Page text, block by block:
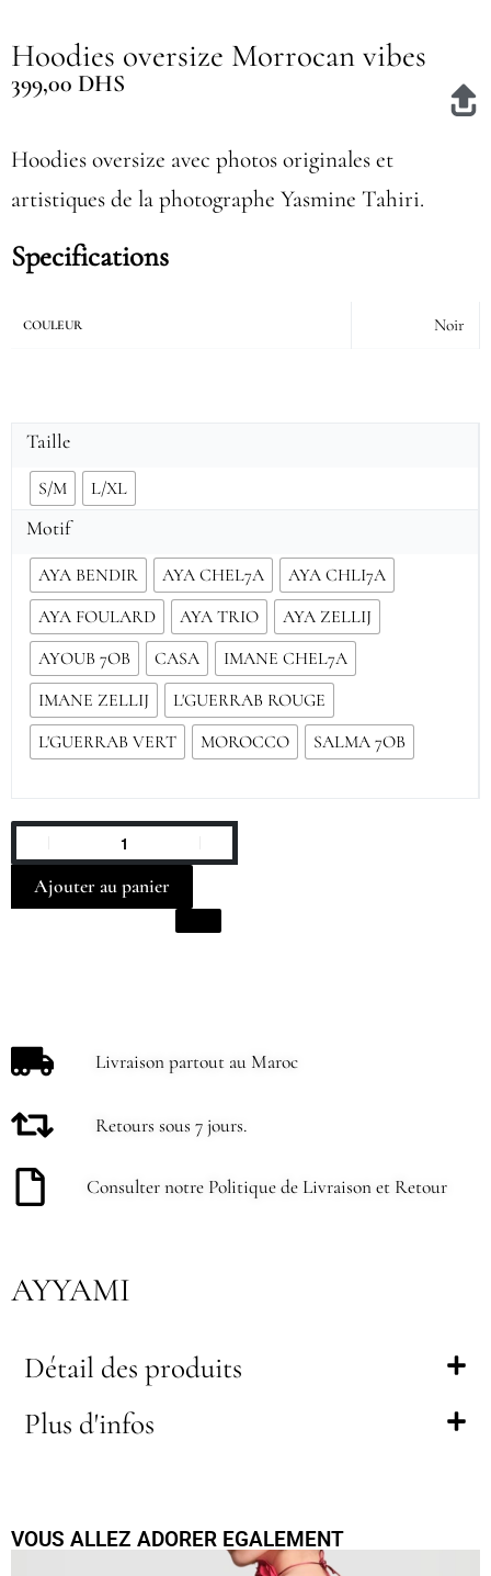
Hoodies oversize Morrocan vibes
399,00 DHS
Hoodies oversize avec photos originales et
artistiques de la photographe Yasmine Tahiri.
Specifications
COULEUR Noir
Livraison partout au Maroc
Retours sous 7 jours.
Consulter notre Politique de Livraison et Retour
Taille
S/M L/XL
Motif
AYA BENDIR AYA CHEL7A
AYA CHLI7A
AYA FOULARD
AYA TRIO
AYA ZELLIJ
AYOUB 7OB
CASA
IMANE CHEL7A
IMANE ZELLIJ
L'GUERRAB ROUGE
L'GUERRAB VERT
MOROCCO SALMA 7OB
Ajouter au panier
AYYAMI
Détail des produits
Plus d'infos
VOUS ALLEZ ADORER EGALEMENT